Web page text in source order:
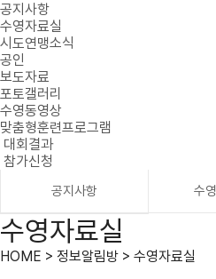
공지사항
수영자료실
시도연맹소식
공인
보도자료
포토갤러리
수영동영상
맞춤형훈련프로그램
대회결과
참가신청
공지사항 수
수영자료실
HOME > 정보알림방 > 수영자료실